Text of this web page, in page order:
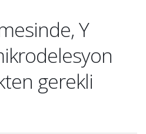
Y
gerekli